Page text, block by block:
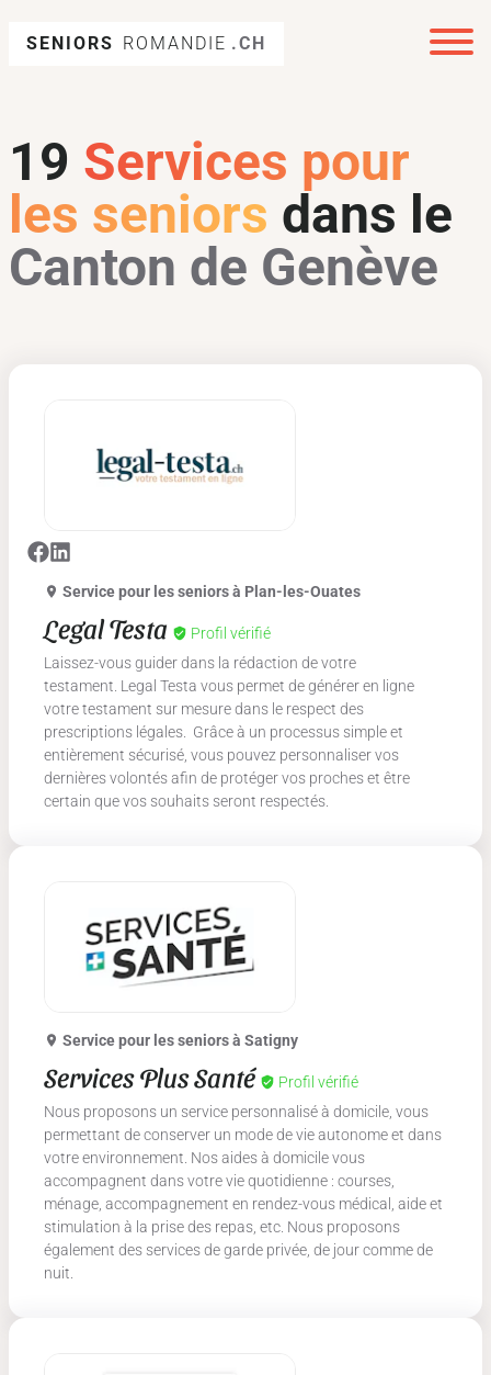
SENIORS ROMANDIE .CH
19 Services pour
les seniors dans le
Canton de Genève
Service pour les seniorsà Plan-les-Ouates
Legal Testa
Profil vérifié
Laissez-vous guider dans la rédaction de votre
testament. Legal Testa vous permet de générer en ligne
votre testament sur mesure dans le respect des
prescriptions légales. Grâce à un processus simple et
entièrement sécurisé, vous pouvez personnaliser vos
dernières volontés afin de protéger vos proches et être
certain que vos souhaits seront respectés.
Service pour les seniorsà Satigny
Services Plus Santé
Profil vérifié
Nous proposons un service personnalisé à domicile, vous
permettant de conserver un mode de vie autonome et dans
votre environnement. Nos aides à domicile vous
accompagnent dans votre vie quotidienne : courses,
ménage, accompagnement en rendez-vous médical, aide et
stimulation à la prise des repas, etc. Nous proposons
également des services de garde privée, de jour comme de
nuit.